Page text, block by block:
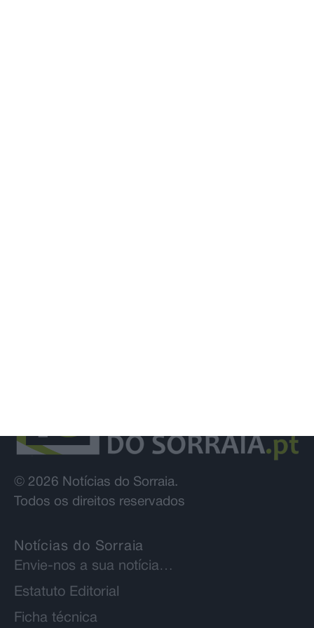
© 2026 Notícias do Sorraia.
Todos os direitos reservados
Notícias do Sorraia
Envie-nos a sua notícia…
Estatuto Editorial
Ficha técnica